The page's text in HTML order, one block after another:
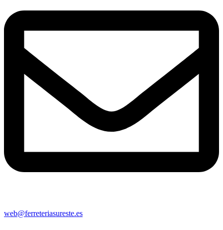
web@ferreteriasureste.es